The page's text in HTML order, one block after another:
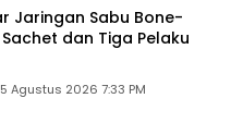
Jaringan Sabu Bone-
dan Tiga Pelaku
Agustus 2026 7:33 PM